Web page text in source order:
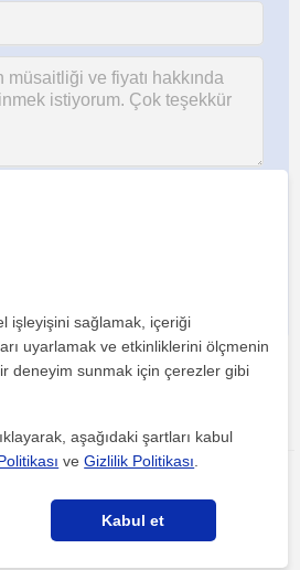
işleyişini sağlamak, içeriği
uyarlamak ve etkinliklerini ölçmenin
deneyim sunmak için çerezler gibi
aşağıdaki şartları kabul
veGizlilik Politikası
Kabul et